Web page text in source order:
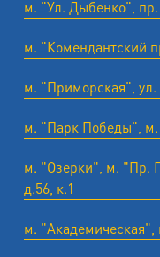
м. "Ул. Дыбенко",
м. "Комендантский
м. "Приморская", ул.
м. "Парк Победы", м.
м. "Озерки", м. "Пр.
д.56, к.1
м. "Академическая",